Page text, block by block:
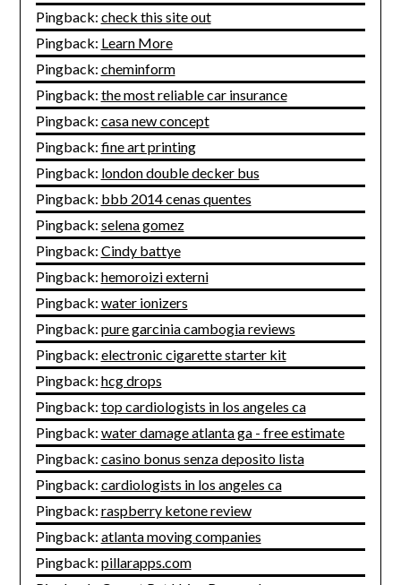
Pingback: check this site out
Pingback: Learn More
Pingback: cheminform
Pingback: the most reliable car insurance
Pingback: casa new concept
Pingback: fine art printing
Pingback: london double decker bus
Pingback: bbb 2014 cenas quentes
Pingback: selena gomez
Pingback: Cindy battye
Pingback: hemoroizi externi
Pingback: water ionizers
Pingback: pure garcinia cambogia reviews
Pingback: electronic cigarette starter kit
Pingback: hcg drops
Pingback: top cardiologists in los angeles ca
Pingback: water damage atlanta ga - free estimate
Pingback: casino bonus senza deposito lista
Pingback: cardiologists in los angeles ca
Pingback: raspberry ketone review
Pingback: atlanta moving companies
Pingback: pillarapps.com